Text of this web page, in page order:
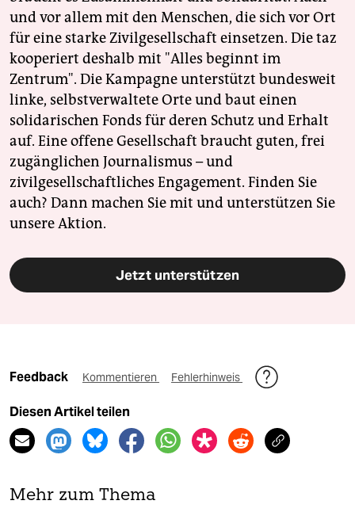
und vor allem mit den Menschen, die sich vor Ort
für eine starke Zivilgesellschaft einsetzen. Die taz
kooperiert deshalb mit "Alles beginnt im
Zentrum". Die Kampagne unterstützt bundesweit
linke, selbstverwaltete Orte und baut einen
solidarischen Fonds für deren Schutz und Erhalt
auf. Eine offene Gesellschaft braucht guten, frei
zugänglichen Journalismus – und
zivilgesellschaftliches Engagement. Finden Sie
auch? Dann machen Sie mit und unterstützen Sie
unsere Aktion.
Jetzt unterstützen
Feedback Kommentieren Fehlerhinweis
Diesen Artikel teilen
Mehr zum Thema